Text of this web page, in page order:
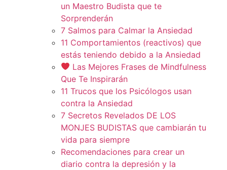
un Maestro Budista que te
Sorprenderán
7 Salmos para Calmar la Ansiedad
11 Comportamientos (reactivos) que
estás teniendo debido a la Ansiedad
Las Mejores Frases de Mindfulness
Que Te Inspirarán
11 Trucos que los Psicólogos usan
contra la Ansiedad
7 Secretos Revelados DE LOS
MONJES BUDISTAS que cambiarán tu
vida para siempre
Recomendaciones para crear un
diario contra la depresión y la